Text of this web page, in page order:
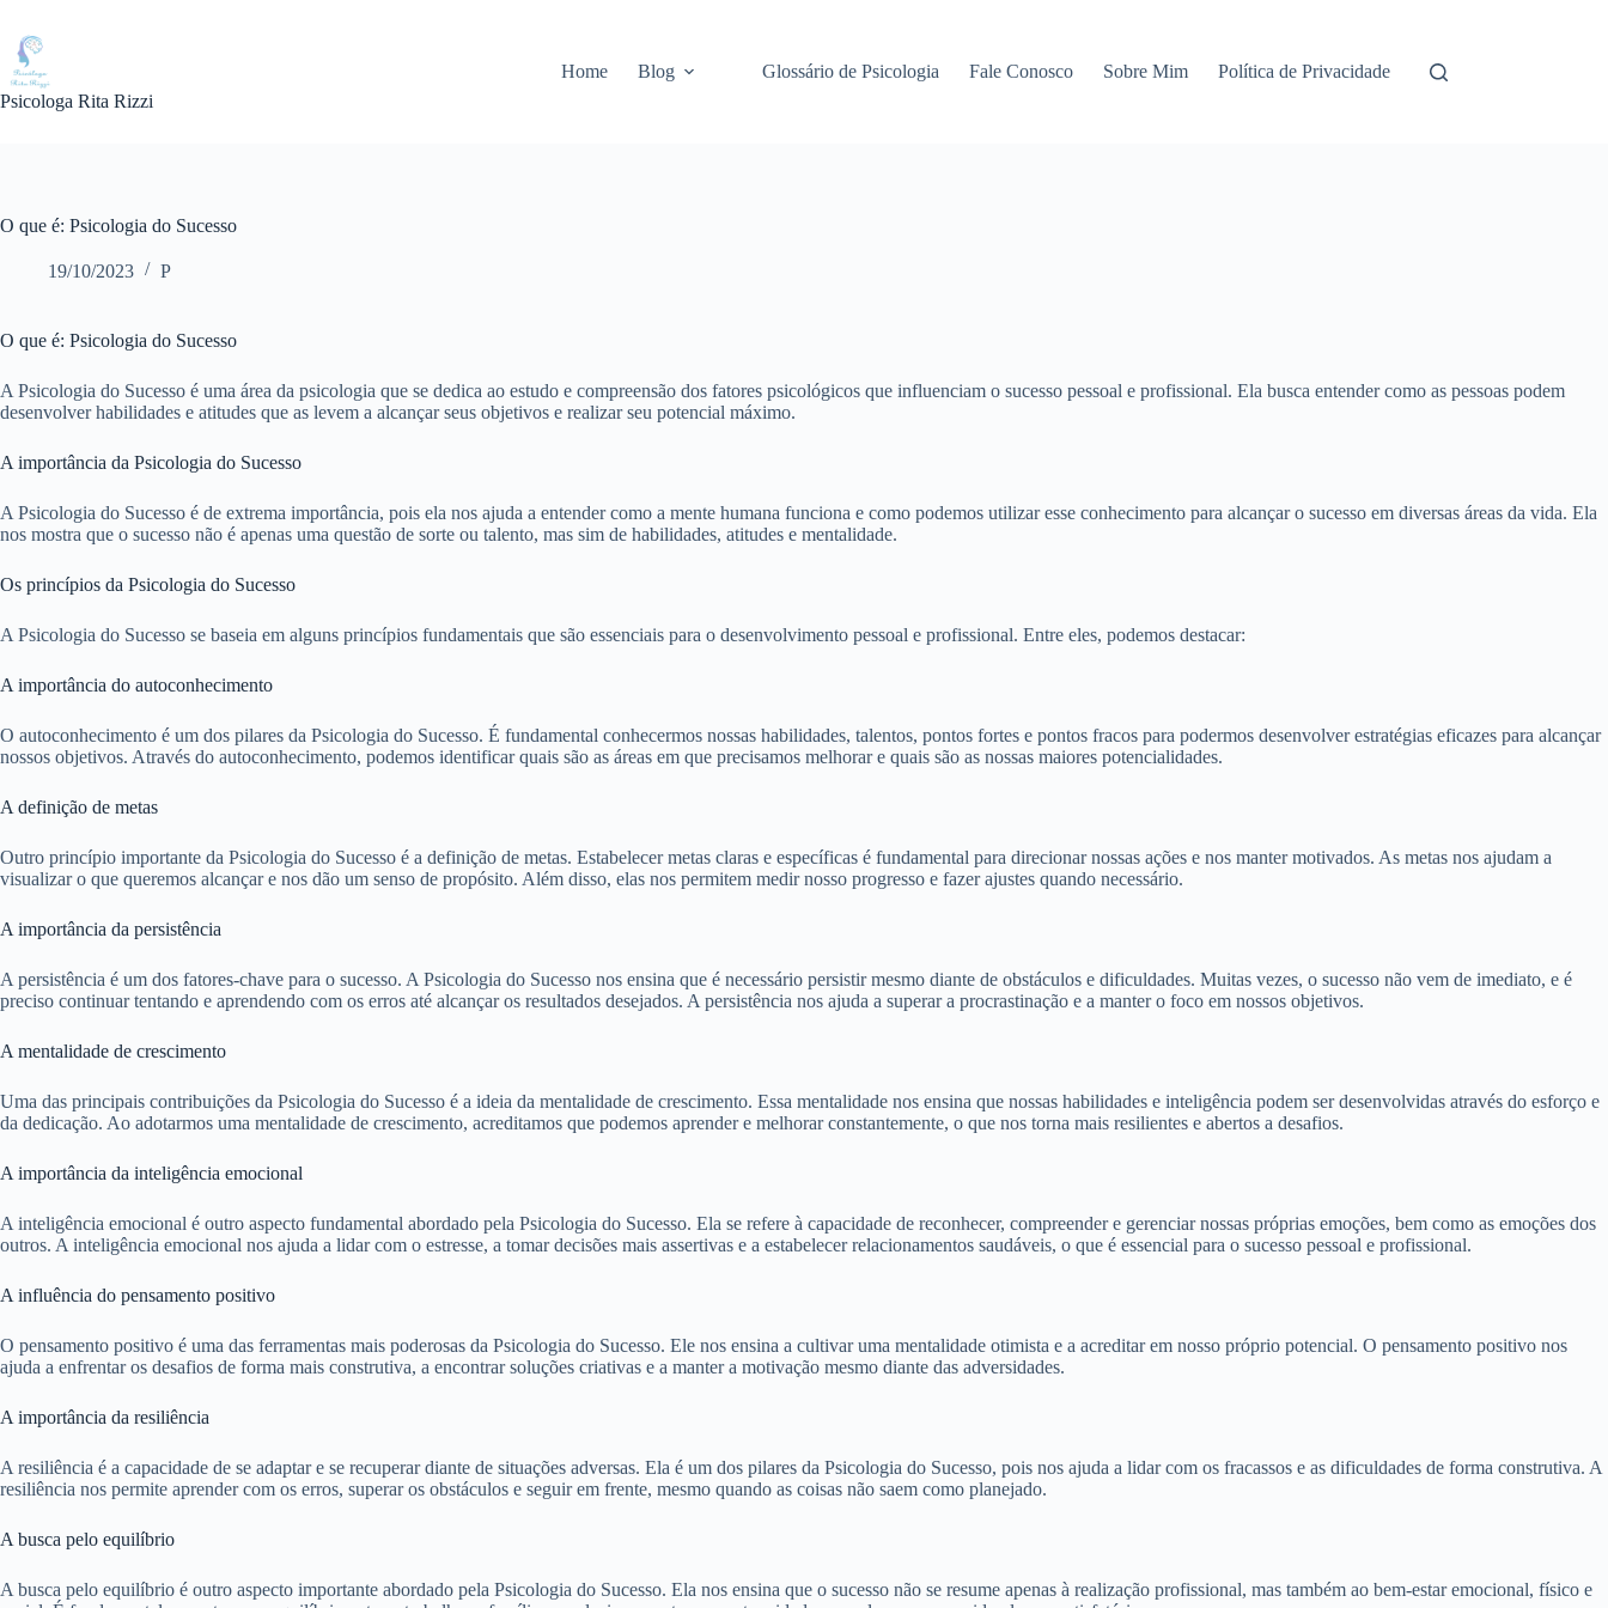
para
conteúdo
Psicologa Rita Rizzi
Home Blog Glossário de Psicologia Fale Conosco Sobre Mim Política de Privacidade
O que é: Psicologia do Sucesso
19/10/2023 P
O que é: Psicologia do Sucesso
A Psicologia do Sucesso é uma área da psicologia que se dedica ao estudo e compreensão dos fatores psicológicos que influenciam o sucesso pessoal e profissional. Ela busca entender como as pessoas podem
desenvolver habilidades e atitudes que as levem a alcançar seus objetivos e realizar seu potencial máximo.
A importância da Psicologia do Sucesso
A Psicologia do Sucesso é de extrema importância, pois ela nos ajuda a entender como a mente humana funciona e como podemos utilizar esse conhecimento para alcançar o sucesso em diversas áreas da vida. Ela
nos mostra que o sucesso não é apenas uma questão de sorte ou talento, mas sim de habilidades, atitudes e mentalidade.
Os princípios da Psicologia do Sucesso
A Psicologia do Sucesso se baseia em alguns princípios fundamentais que são essenciais para o desenvolvimento pessoal e profissional. Entre eles, podemos destacar:
A importância do autoconhecimento
O autoconhecimento é um dos pilares da Psicologia do Sucesso. É fundamental conhecermos nossas habilidades, talentos, pontos fortes e pontos fracos para podermos desenvolver estratégias eficazes para alcançar
nossos objetivos. Através do autoconhecimento, podemos identificar quais são as áreas em que precisamos melhorar e quais são as nossas maiores potencialidades.
A definição de metas
Outro princípio importante da Psicologia do Sucesso é a definição de metas. Estabelecer metas claras e específicas é fundamental para direcionar nossas ações e nos manter motivados. As metas nos ajudam a
visualizar o que queremos alcançar e nos dão um senso de propósito. Além disso, elas nos permitem medir nosso progresso e fazer ajustes quando necessário.
A importância da persistência
A persistência é um dos fatores-chave para o sucesso. A Psicologia do Sucesso nos ensina que é necessário persistir mesmo diante de obstáculos e dificuldades. Muitas vezes, o sucesso não vem de imediato, e é
preciso continuar tentando e aprendendo com os erros até alcançar os resultados desejados. A persistência nos ajuda a superar a procrastinação e a manter o foco em nossos objetivos.
A mentalidade de crescimento
Uma das principais contribuições da Psicologia do Sucesso é a ideia da mentalidade de crescimento. Essa mentalidade nos ensina que nossas habilidades e inteligência podem ser desenvolvidas através do esforço e
da dedicação. Ao adotarmos uma mentalidade de crescimento, acreditamos que podemos aprender e melhorar constantemente, o que nos torna mais resilientes e abertos a desafios.
A importância da inteligência emocional
A inteligência emocional é outro aspecto fundamental abordado pela Psicologia do Sucesso. Ela se refere à capacidade de reconhecer, compreender e gerenciar nossas próprias emoções, bem como as emoções dos
outros. A inteligência emocional nos ajuda a lidar com o estresse, a tomar decisões mais assertivas e a estabelecer relacionamentos saudáveis, o que é essencial para o sucesso pessoal e profissional.
A influência do pensamento positivo
O pensamento positivo é uma das ferramentas mais poderosas da Psicologia do Sucesso. Ele nos ensina a cultivar uma mentalidade otimista e a acreditar em nosso próprio potencial. O pensamento positivo nos
ajuda a enfrentar os desafios de forma mais construtiva, a encontrar soluções criativas e a manter a motivação mesmo diante das adversidades.
A importância da resiliência
A resiliência é a capacidade de se adaptar e se recuperar diante de situações adversas. Ela é um dos pilares da Psicologia do Sucesso, pois nos ajuda a lidar com os fracassos e as dificuldades de forma construtiva. A
resiliência nos permite aprender com os erros, superar os obstáculos e seguir em frente, mesmo quando as coisas não saem como planejado.
A busca pelo equilíbrio
A busca pelo equilíbrio é outro aspecto importante abordado pela Psicologia do Sucesso. Ela nos ensina que o sucesso não se resume apenas à realização profissional, mas também ao bem-estar emocional, físico e